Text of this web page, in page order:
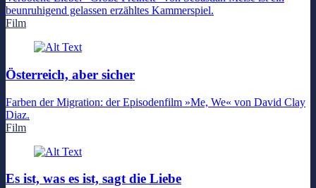
beunruhigend gelassen erzähltes Kammerspiel.
Film
Österreich, aber sicher
Farben der Migration: der Episodenfilm »Me, We« von David Clay
Diaz.
Film
Es ist, was es ist, sagt die Liebe